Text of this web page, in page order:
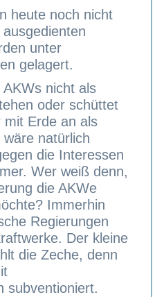
heute noch nicht
unter
gelagert.
nicht als
oder schüttet
mit Erde an als
wäre natürlich
die Interessen
Wer weiß denn,
die AKWe
Immerhin
Regierungen
Der kleine
die Zeche, denn
subventioniert.